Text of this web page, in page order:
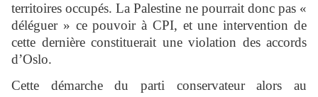
territoires occupés. La Palestine ne pourrait donc pas «
déléguer » ce pouvoir à CPI, et une intervention de
cette dernière constituerait une violation des accords
d’Oslo.
Cette démarche du parti conservateur alors au